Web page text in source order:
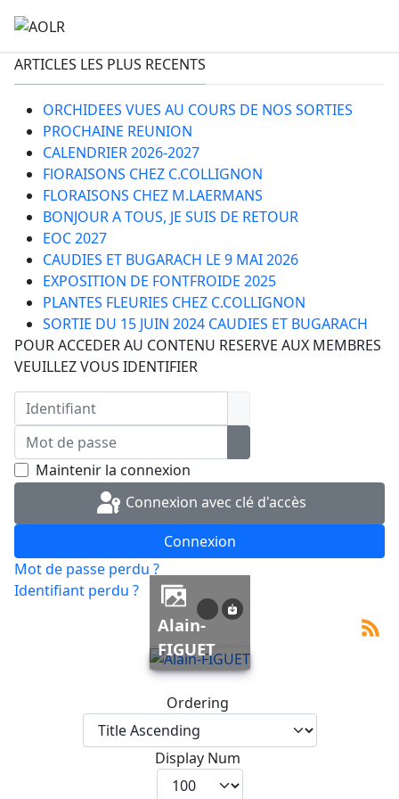
ARTICLES LES PLUS RECENTS
ORCHIDEES VUES AU COURS DE NOS SORTIES
PROCHAINE REUNION
CALENDRIER 2026-2027
FlORAISONS CHEZ C.COLLIGNON
FLORAISONS CHEZ M.LAERMANS
BONJOUR A TOUS, JE SUIS DE RETOUR
EOC 2027
CAUDIES ET BUGARACH LE 9 MAI 2026
EXPOSITION DE FONTFROIDE 2025
PLANTES FLEURIES CHEZ C.COLLIGNON
SORTIE DU 15 JUIN 2024 CAUDIES ET BUGARACH
POUR ACCEDER AU CONTENU RESERVE AUX MEMBRES
VEUILLEZ VOUS IDENTIFIER
Identifiant
Mot de passe
Afficher le mot de passe
Maintenir la connexion
Connexion avec clé d'accès
Connexion
Mot de passe perdu ?
Identifiant perdu ?
Alain-
FIGUET
Ordering
Display Num